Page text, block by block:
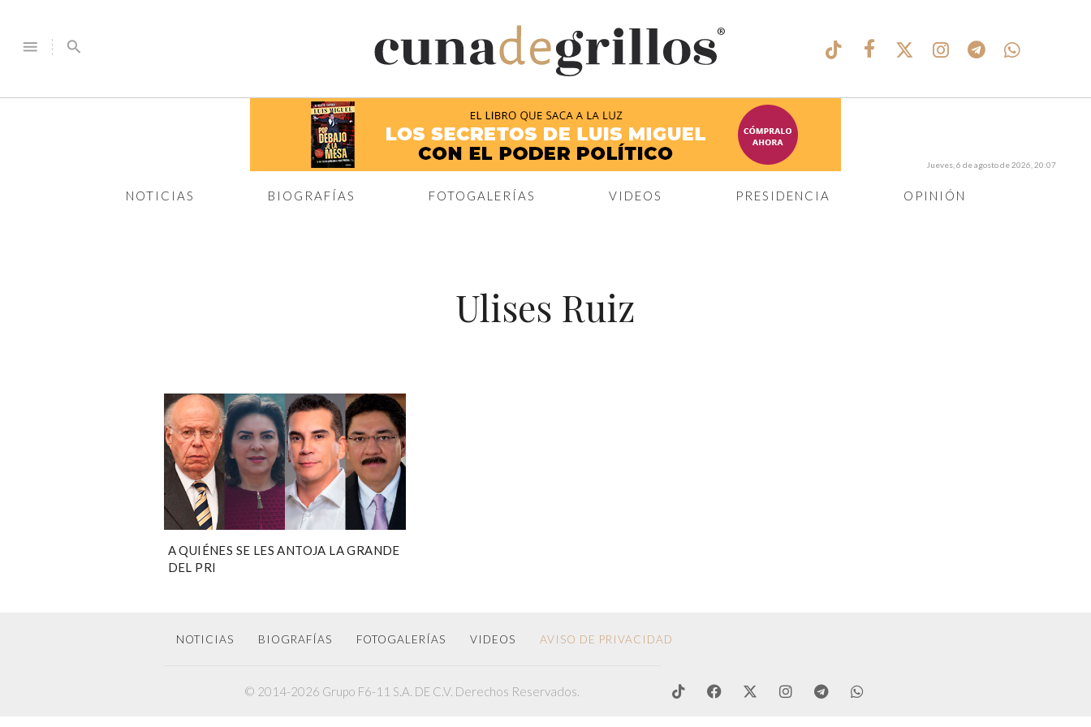
menu search
®
NOTICIAS BIOGRAFÍAS FOTOGALERÍAS VIDEOS PRESIDENCIA OPINIÓN
Jueves, 6 de agosto de 2026, 20:07
Ulises Ruiz
A QUIÉNES SE LES ANTOJA LA GRANDE
DEL PRI
NOTICIAS BIOGRAFÍAS FOTOGALERÍAS VIDEOS AVISO DE PRIVACIDAD
© 2014-2026 Grupo F6-11 S.A. DE C.V. Derechos Reservados.